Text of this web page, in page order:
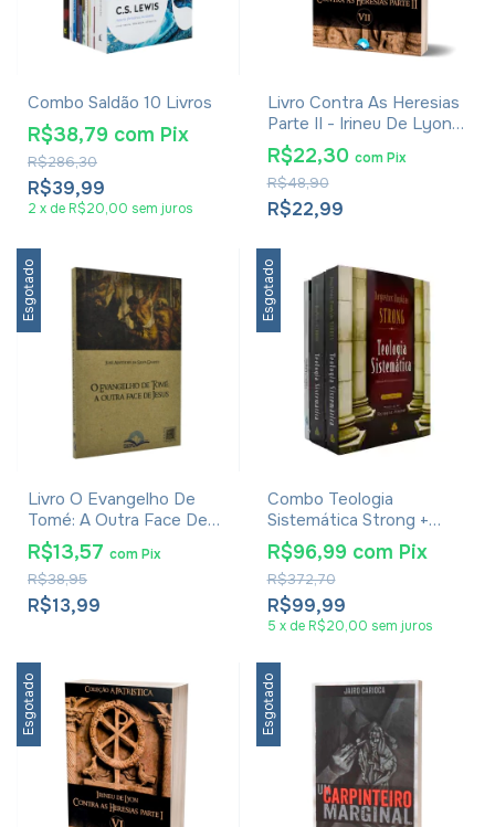
Combo Saldão 10 Livros
R$39,99
R$286,30
R$38,79 com Pix
2 x de R$20,00 sem juros
Livro Contra As Heresias
Parte II - Irineu De Lyon -
Coleção A Patrística Vol.
VII
R$22,99
R$48,90
R$22,30 com Pix
Esgotado
Livro O Evangelho De
Tomé: A Outra Face De
Jesus - José Aristides Da
Silva Gamito
R$13,99
R$38,95
R$13,57 comPix
Esgotado
Combo Teologia
Sistemática Strong +
Escatologia + Cristologia
R$99,99
R$372,70
R$96,99 com Pix
5 x de R$20,00 sem juros
Esgotado Esgotado